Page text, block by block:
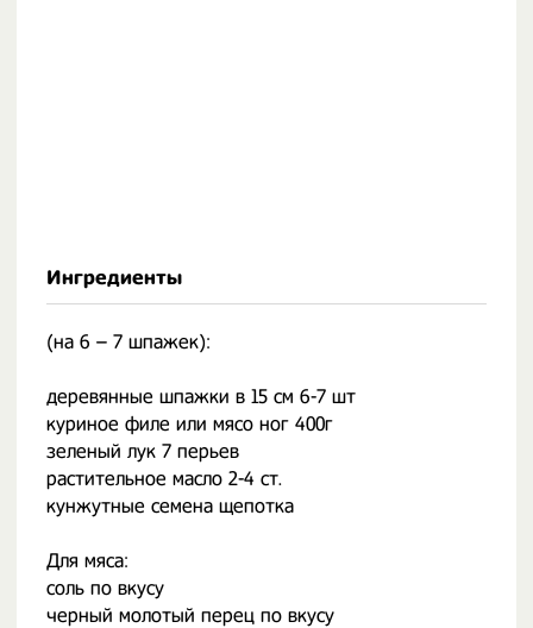
Ингредиенты
(на 6 – 7 шпажек):
деревянные шпажки в 15 см 6-7 шт
куриное филе или мясо ног 400г
зеленый лук 7 перьев
растительное масло 2-4 ст.
кунжутные семена щепотка
Для мяса:
соль по вкусу
черный молотый перец по вкусу